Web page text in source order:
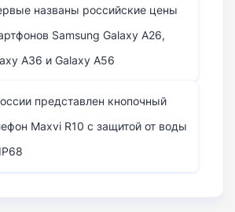
названы российские цены
Samsung Galaxy A26,
A36 и Galaxy A56
представлен кнопочный
Maxvi R10 с защитой от воды